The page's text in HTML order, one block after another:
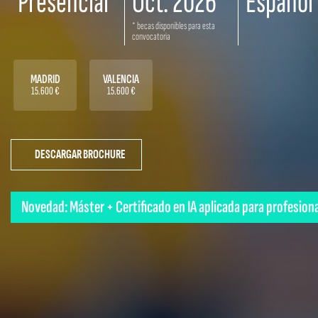
* becas disponibles para esta
convocatoria
MADRID
15.600 €
VALENCIA
15.600 €
DESCARGAR BROCHURE
Novedad: Máster + Certificado en IA aplicada para